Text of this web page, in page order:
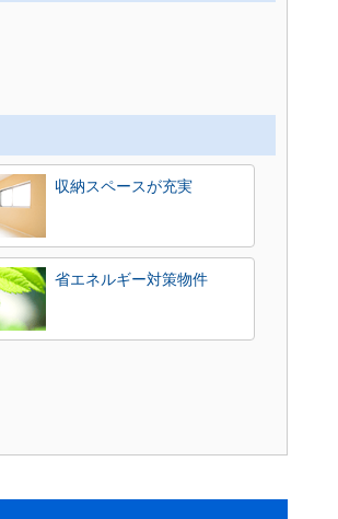
収納スペースが充実
省エネルギー対策物件